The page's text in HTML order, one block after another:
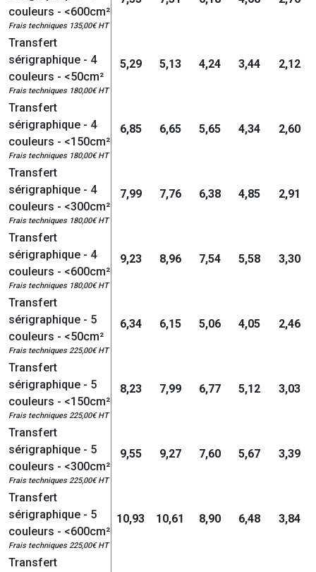
couleurs - <600cm²
Frais techniques 135,00€ HT
Transfert
sérigraphique - 4
couleurs - <50cm²
Frais techniques 180,00€ HT
5,29 5,13 4,24 3,44 2,12
Transfert
sérigraphique - 4
couleurs - <150cm²
Frais techniques 180,00€ HT
6,85 6,65 5,65 4,34 2,60
Transfert
sérigraphique - 4
couleurs - <300cm²
Frais techniques 180,00€ HT
7,99 7,76 6,38 4,85 2,91
Transfert
sérigraphique - 4
couleurs - <600cm²
Frais techniques 180,00€ HT
9,23 8,96 7,54 5,58 3,30
Transfert
sérigraphique - 5
couleurs - <50cm²
Frais techniques 225,00€ HT
6,34 6,15 5,06 4,05 2,46
Transfert
sérigraphique - 5
couleurs - <150cm²
Frais techniques 225,00€ HT
8,23 7,99 6,77 5,12 3,03
Transfert
sérigraphique - 5
couleurs - <300cm²
Frais techniques 225,00€ HT
9,55 9,27 7,60 5,67 3,39
Transfert
sérigraphique - 5
couleurs - <600cm²
Frais techniques 225,00€ HT
10,93 10,61 8,90 6,48 3,84
Transfert